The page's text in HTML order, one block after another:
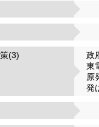
(3)
政
東
原
発